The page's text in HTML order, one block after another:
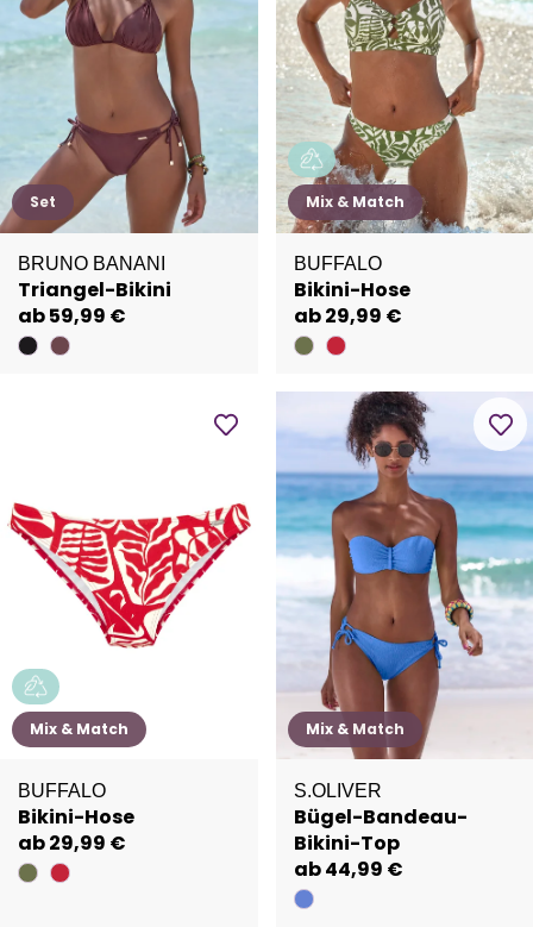
Set
BRUNO BANANI
Triangel-Bikini
ab 59,99 €
Mix & Match
BUFFALO
Bikini-Hose
ab 29,99 €
Mix & Match
BUFFALO
Bikini-Hose
ab 29,99 €
Mix & Match
S.OLIVER
Bügel-Bandeau-
Bikini-Top
ab 44,99 €